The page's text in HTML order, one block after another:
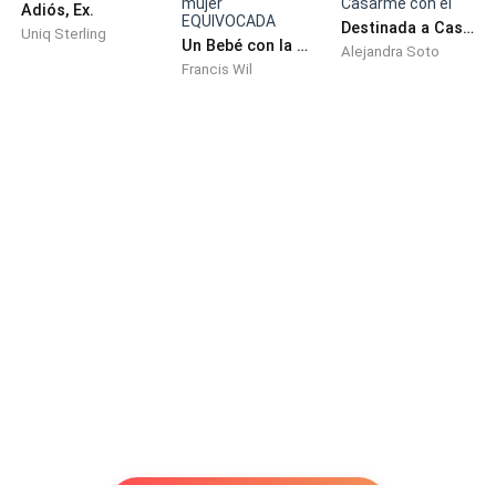
Adiós, Ex.
Uniq Sterling
Un Bebé con la mujer EQUIVOCADA
Francis Wil
Destinada a Casarme con él
Alejandra Soto